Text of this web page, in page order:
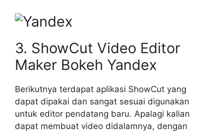
3. ShowCut Video Editor
Maker Bokeh Yandex
Berikutnya terdapat aplikasi ShowCut yang
dapat dipakai dan sangat sesuai digunakan
untuk editor pendatang baru. Apalagi kalian
dapat membuat video didalamnya, dengan